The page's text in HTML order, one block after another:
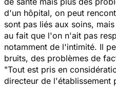
d'un hôpital, on peut
sont pas liés aux soins,
au fait que l'on n'ait pas
notamment de l'intimité. Il
bruits, des problèmes de
"Tout est pris en
directeur de l'établissement